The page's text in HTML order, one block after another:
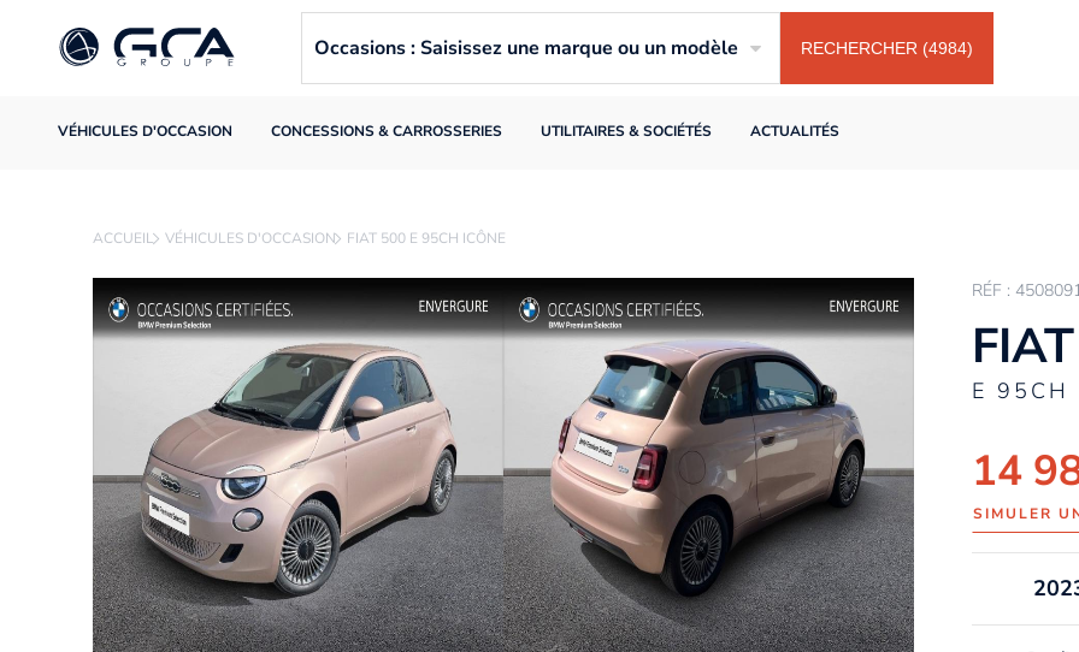
VÉHICULES D'OCCASION CONCESSIONS & CARROSSERIES UTILITAIRES & SOCIÉTÉS ACTUALITÉS
Occasions : Saisissez une marque ou un modèle RECHERCHER (4984)
ACCUEIL VÉHICULES D'OCCASION FIAT 500 E 95CH ICÔNE
RÉF :
E 95CH
14
SIMULER